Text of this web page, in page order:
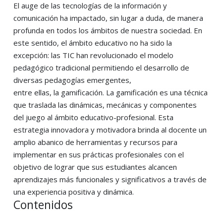
El auge de las tecnologías de la información y
comunicación ha impactado, sin lugar a duda, de manera
profunda en todos los ámbitos de nuestra sociedad. En
este sentido, el ámbito educativo no ha sido la
excepción: las TIC han revolucionado el modelo
pedagógico tradicional permitiendo el desarrollo de
diversas pedagogías emergentes,
entre ellas, la gamificación. La gamificación es una técnica
que traslada las dinámicas, mecánicas y componentes
del juego al ámbito educativo-profesional. Esta
estrategia innovadora y motivadora brinda al docente un
amplio abanico de herramientas y recursos para
implementar en sus prácticas profesionales con el
objetivo de lograr que sus estudiantes alcancen
aprendizajes más funcionales y significativos a través de
una experiencia positiva y dinámica.
Contenidos